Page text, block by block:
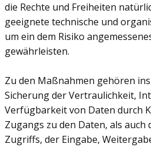
die Rechte und Freiheiten
geeignete technische und
um ein dem Risiko
gewährleisten.
Zu den Maßnahmen gehören
Sicherung der Vertraulichkeit,
Verfügbarkeit von Daten durch
Zugangs zu den Daten, als auch
Zugriffs, der Eingabe,